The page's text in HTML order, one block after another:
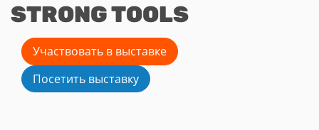
STRONG TOOLS
Участвовать в выставке
Посетить выставку